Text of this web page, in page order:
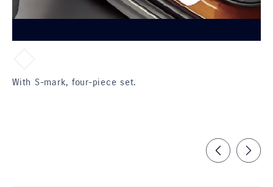
With S-mark, four-piece set.